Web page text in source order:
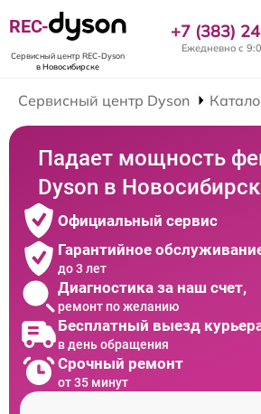
REC-
Сервисный центр REC-Dyson
в Новосибирске
+7 (383)
Ежедневно с
Сервисный центр Dyson
Падает мощность
Dyson в
Официальный сервис
Гарантийное
до 3 лет
Диагностика за наш счет,
ремонт по желанию
Бесплатный выезд
в день обращения
Срочный ремонт
от 35 минут